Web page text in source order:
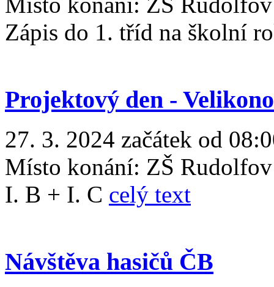
Zápis do 1. tříd na školní
Projektový den -
27. 3. 2024 začátek od
Místo konání: ZŠ Rudolfov
I. B + I. C celý text
Návštěva hasičů ČB